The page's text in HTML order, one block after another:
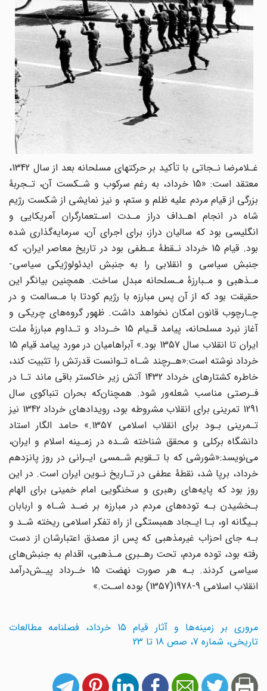
غـلامرضا نـجاتی با تأکید بر حرکتهای مسلحانه بعد از سال 1342،
معتقد است: «15 خرداد، به رغم سرکوب‌ و شـکست‌ آن، تـجربۀ
بزرگی از قیام مردم علیه ظلم و ستم، و نیز نمایشی از شکست رژیم
شاه در انجام اهـداف دراز مـدت اسـتعمارگران آمریکایی و
انگلیسی بود که سالیان دراز، برای اجرای‌ آن‌، سرمایه‌گذاری شده
بود. قیام 15 خرداد نـقطۀ عـطفی بود در تاریخ معاصر ایران، که
جنبش سیاسی و انقلابی را به جنبش ایدئولوژیکی سیاسی-
مـذهبی و مـبارزۀ مـسلحانه مبدل ساخت. همچنین بیانگر‌ این‌
حقیقت‌ بود که از آن پس‌ مبارزه‌ با‌ رژیم کودتا با مـسالمت و در
چـارچوب قانون امکان نخواهد داشت. ظهور گروه‌های چریکی و
آغاز نبرد مسلحانه، پیامد قـیام 15 خـرداد و تـداوم‌ مبارزۀ ملت‌
ایران تا انقلاب سال 1357 بود.» آبراهامیان‌ در‌ مورد پیامد قیام 15
خرداد نوشته است:«هـرچند شـاه تـوانست قدرتش را تثبیت کند،
خاطره کشتارهای خرداد 1432 آتش‌ زیر‌ خاکستر‌ باقی ماند تـا در
فـرصتی مناسب شعله‌ور شود. همچنان‌که بحران‌ تنباکوی سال
1291 تمرینی‌ برای انقلاب مشروطه بود، رویدادهای خرداد 1342 نیز
تـمرینی بـود برای انقلاب اسلامی‌ 1357‌.» حامد‌ الگار استاد
دانشگاه برکلی و محقق شناخته شـده در زمـینه اسلام‌ و ایران‌،
می‌نویسد:«شورشی که با تـقویم شـمسی ایـرانی در روز پانزدهم
خرداد، برپا شد، نقطۀ عطفی در تـاریخ‌ نـوین‌‌ ایران‌ است. در این
روز بود که پایه‌های رهبری و سخنگویی امام خمینی برای‌ الهام‌
بـخشیدن‌ بـه‌ توده‌های مردم در مبارزه بر ضـد شـاه و اربابان
بـیگانه او، بـا ایـجاد همبستگی‌ از‌ راه‌ تفکر اسلامی ریخته شـد و
بـه جای احزاب غیرمذهبی که پس از مصدق اعتبارشان از دست‌
رفته‌ بود، توده‌ مردم، تحت رهـبری مـذهبی، اقدام به جنبش‌های
سیاسی کردند. بـه هر‌ صورت‌ نهضت‌ 15 خـرداد پیـش‌درآمد
انقلاب اسلامی 9-1978(1357) بوده اسـت.»
مروری بر زمینه‌ها و آثار قیام 15 خرداد، فصلنامه مطالعات
تاریخی، شماره 7، صص 18 تا 23